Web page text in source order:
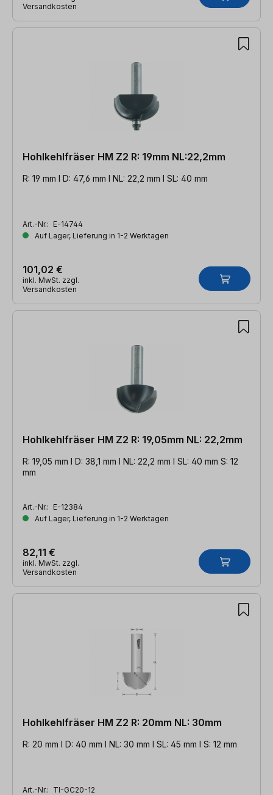
Versandkosten
Hohlkehlfräser HM Z2 R: 19mm NL:22,2mm
R: 19 mm l D: 47,6 mm l NL: 22,2 mm l SL: 40 mm
Art.-Nr.: E-14744
Auf Lager, Lieferung in 1-2 Werktagen
101,02 €
inkl. MwSt. zzgl.
Versandkosten
Hohlkehlfräser HM Z2 R: 19,05mm NL: 22,2mm
R: 19,05 mm l D: 38,1 mm l NL: 22,2 mm l SL: 40 mm S: 12
mm
Art.-Nr.: E-12384
Auf Lager, Lieferung in 1-2 Werktagen
82,11 €
inkl. MwSt. zzgl.
Versandkosten
Hohlkehlfräser HM Z2 R: 20mm NL: 30mm
R: 20 mm l D: 40 mm l NL: 30 mm l SL: 45 mm l S: 12 mm
Art.-Nr.: TI-GC20-12